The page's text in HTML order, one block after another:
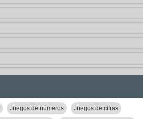
Juegos de números Juegos de cifras